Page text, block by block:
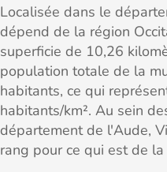
Localisée dans le
dépend de la région
superficie de 10,26
population totale de la
habitants, ce qui
habitants/km². Au sein
département de l'Aude,
rang pour ce qui est de